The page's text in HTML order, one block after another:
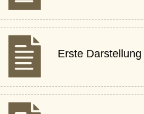
Erste Darstellung